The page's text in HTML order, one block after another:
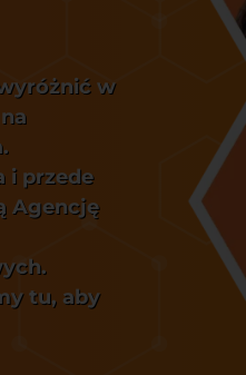
w
i przede
Agencję
tu, aby